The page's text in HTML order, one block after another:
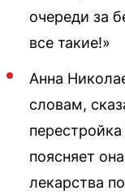
очереди за
все такие!»
Анна
словам,
поясняет
лекарства